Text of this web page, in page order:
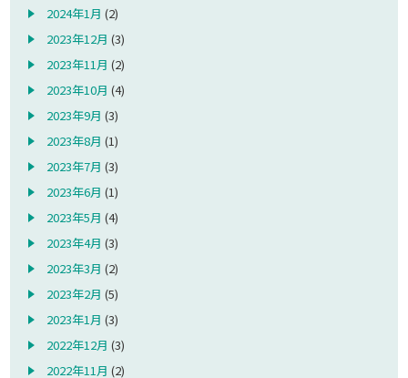
2024年1月 (2)
2023年12月 (3)
2023年11月 (2)
2023年10月 (4)
2023年9月 (3)
2023年8月 (1)
2023年7月 (3)
2023年6月 (1)
2023年5月 (4)
2023年4月 (3)
2023年3月 (2)
2023年2月 (5)
2023年1月 (3)
2022年12月 (3)
2022年11月 (2)